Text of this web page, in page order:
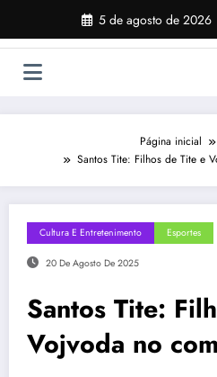
o
5 de agosto de 2026
Página inicial
Santos Tite: Filhos de Tite e
Cultura E Entretenimento Esportes
20 De Agosto De 2025
Santos Tite:
Vojvoda no